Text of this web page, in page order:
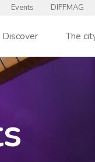
Events DIFFMAG
Discover The